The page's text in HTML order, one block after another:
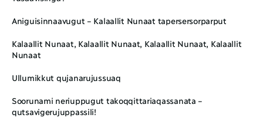
Aniguisinnaavugut – Kalaallit Nunaat tapersersorparput
Kalaallit Nunaat, Kalaallit Nunaat, Kalaallit Nunaat, Kalaallit
Nunaat
Ullumikkut qujanarujussuaq
Soorunami neriuppugut takoqqittariaqassanata –
qutsavigerujuppassili!